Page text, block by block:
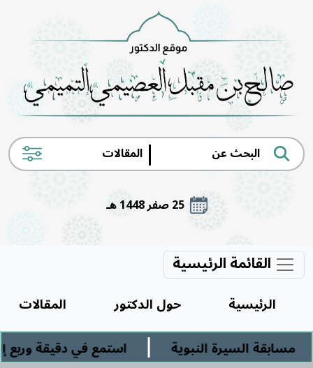
|
25 صفر 1448 هـ
القائمة الرئيسية
الرئيسية حول الدكتور
المقالات
السيرة النبوية
| استمع في دقيقة وربع